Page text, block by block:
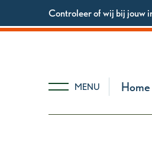
Controleer of wij bij jouw
MENU Home